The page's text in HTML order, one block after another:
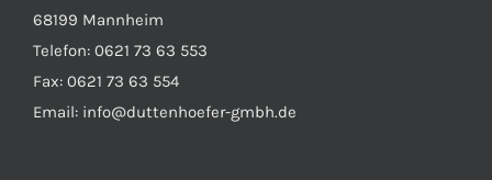
68199 Mannheim
Telefon: 0621 73 63 553
Fax: 0621 73 63 554
Email: info@duttenhoefer-gmbh.de